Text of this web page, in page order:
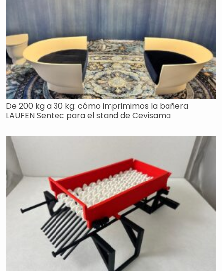
De 200 kg a 30 kg: cómo imprimimos la bañera
LAUFEN Sentec para el stand de Cevisama